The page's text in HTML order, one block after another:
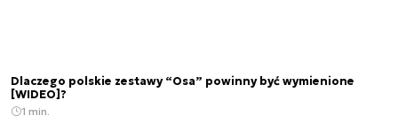
Dlaczego polskie zestawy “Osa” powinny być wymienione
[WIDEO]?
1 min.